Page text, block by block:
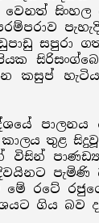
වෙනත්
සපුරා
කසුප්
කාලය තුළ
රටේ
ගිය බව